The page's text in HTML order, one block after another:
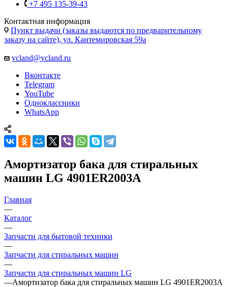
+7 495 135-39-43
Контактная информация
Пункт выдачи (заказы выдаются по предварительному
заказу на сайте), ул. Кантемировская 59а
vcland@vcland.ru
Вконтакте
Telegram
YouTube
Одноклассники
WhatsApp
Амортизатор бака для стиральных
машин LG 4901ER2003A
Главная
—
Каталог
—
Запчасти для бытовой техники
—
Запчасти для стиральных машин
—
Запчасти для стиральных машин LG
—Амортизатор бака для стиральных машин LG 4901ER2003A